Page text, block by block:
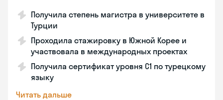
Получила степень магистра в университете в
Турции
Проходила стажировку в Южной Корее и
участвовала в международных проектах
Получила сертификат уровня C1 по турецкому
языку
Читать дальше